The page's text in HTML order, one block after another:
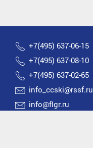
+7(495) 637-06-15
+7(495) 637-08-10
+7(495) 637-02-65
info_ccski@rssf.ru
info@flgr.ru